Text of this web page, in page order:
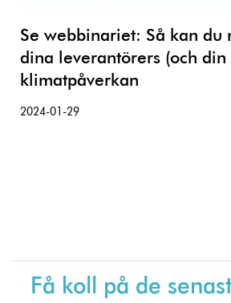
Se webbinariet: Så kan du
dina leverantörers (och din
klimatpåverkan
2024-01-29
Få koll på de